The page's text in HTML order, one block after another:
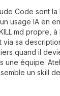
Code sont
usage IA en
propre,
via sa
quand il
une équipe.
un skill